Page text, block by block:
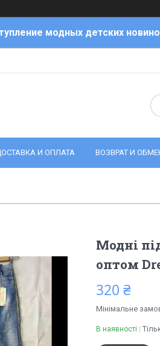
модных детских
И ОПЛАТА ВОЗВРАТ И
Модні
оптом
320 ₴
Мінімальне
В наявності